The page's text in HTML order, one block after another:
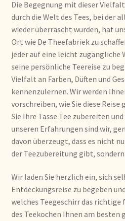
Certificados ecológicos.
Certificats biologiques
Commande et délai de livraison
Condiciones generales
Conditions générales
Contact
Contact
Contact
Die Begegnung mit dieser
durch die Welt des Tees, bei der
wieder überrascht wurden, hat
Ort wie De Theefabriek zu
jeder auf eine leicht zugängliche
seine persönliche Teereise zu
Vielfalt an Farben, Düften und
kennenzulernen. Wir werden
vorschreiben, wie Sie diese
Sie Ihre Tasse Tee zubereiten
unseren Erfahrungen sind wir,
davon überzeugt, dass es nicht
der Teezubereitung gibt,
Wir laden Sie herzlich ein, sich
Entdeckungsreise zu begeben
welches Teegeschirr das richtige
des Teekochen Ihnen am besten